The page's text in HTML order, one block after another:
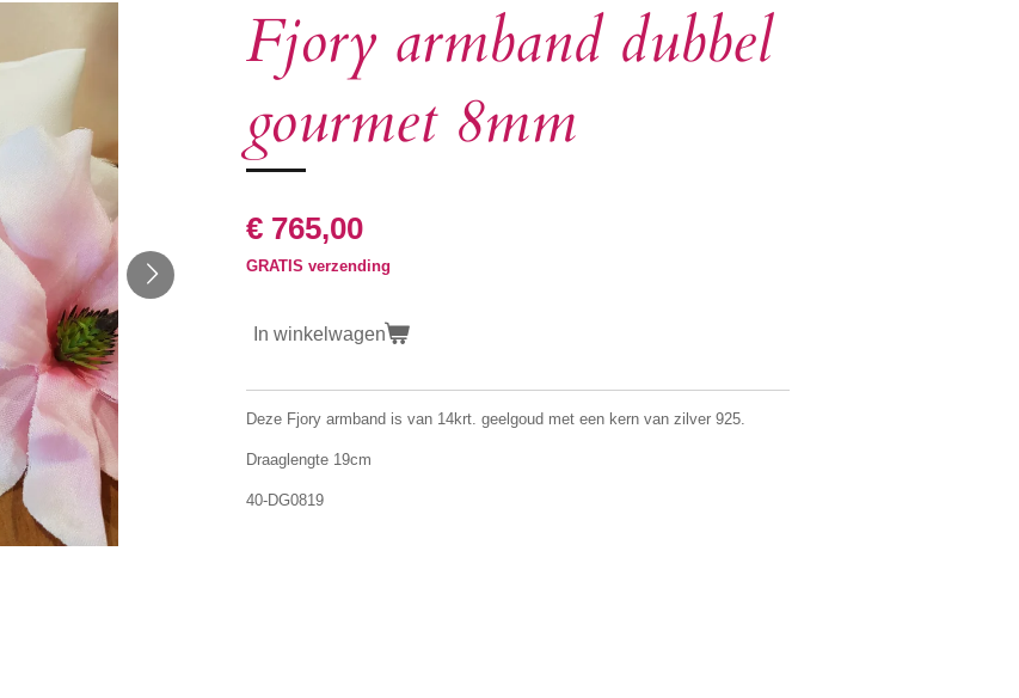
Fjory armband dubbel
gourmet 8mm
€ 765,00
GRATIS verzending
In winkelwagen
Deze Fjory armband is van 14krt. geelgoud met een kern van zilver 925.
Draaglengte 19cm
40-DG0819